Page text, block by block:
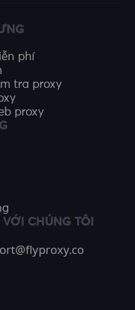
phí
tra proxy
proxy
VỚI CHÚNG TÔI